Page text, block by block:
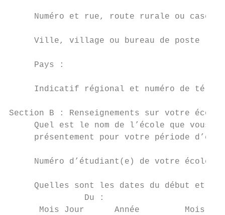
Numéro et rue, route rurale ou case
Ville, village ou bureau de poste :
     Pays :
Indicatif régional et numéro de
Section B : Renseignements sur votre école
Quel est le nom de l’école que vous
présentement pour votre période
     Numéro d’étudiant(e) de votre école :
Quelles sont les dates du début et
Du :
Mois Jour      Année         Mois